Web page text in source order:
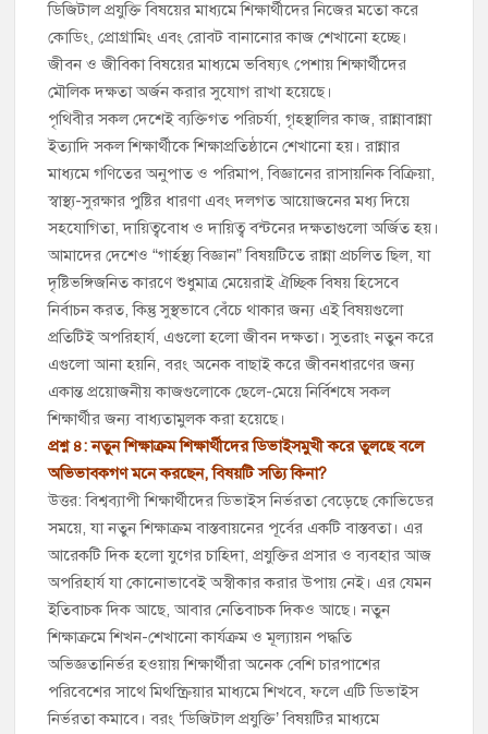
ডিজিটাল প্রযুক্তি বিষয়ের মাধ্যমে শিক্ষার্থীদের নিজের মতো করে
কোডিং, প্রোগ্রামিং এবং রোবট বানানোর কাজ শেখানো হচ্ছে।
জীবন ও জীবিকা বিষয়ের মাধ্যমে ভবিষ্যৎ পেশায় শিক্ষার্থীদের
মৌলিক দক্ষতা অর্জন করার সুযোগ রাখা হয়েছে।
পৃথিবীর সকল দেশেই ব্যক্তিগত পরিচর্যা, গৃহস্থালির কাজ, রান্নাবান্না
ইত্যাদি সকল শিক্ষার্থীকে শিক্ষাপ্রতিষ্ঠানে শেখানো হয়। রান্নার
মাধ্যমে গণিতের অনুপাত ও পরিমাপ, বিজ্ঞানের রাসায়নিক বিক্রিয়া,
স্বাস্থ্য-সুরক্ষার পুষ্টির ধারণা এবং দলগত আয়োজনের মধ্য দিয়ে
সহযোগিতা, দায়িত্ববোধ ও দায়িত্ব বন্টনের দক্ষতাগুলো অর্জিত হয়।
আমাদের দেশেও “গার্হস্থ্য বিজ্ঞান” বিষয়টিতে রান্না প্রচলিত ছিল, যা
দৃষ্টিভঙ্গিজনিত কারণে শুধুমাত্র মেয়েরাই ঐচ্ছিক বিষয় হিসেবে
নির্বাচন করত, কিন্তু সুস্থভাবে বেঁচে থাকার জন্য এই বিষয়গুলো
প্রতিটিই অপরিহার্য, এগুলো হলো জীবন দক্ষতা। সুতরাং নতুন করে
এগুলো আনা হয়নি, বরং অনেক বাছাই করে জীবনধারণের জন্য
একান্ত প্রয়োজনীয় কাজগুলোকে ছেলে-মেয়ে নির্বিশষে সকল
শিক্ষার্থীর জন্য বাধ্যতামুলক করা হয়েছে।
প্রশ্ন ৪: নতুন শিক্ষাক্রম শিক্ষার্থীদের ডিভাইসমুখী করে তুলছে বলে
অভিভাবকগণ মনে করছেন, বিষয়টি সত্যি কিনা?
উত্তর: বিশ্বব্যাপী শিক্ষার্থীদের ডিভাইস নির্ভরতা বেড়েছে কোভিডের
সময়ে, যা নতুন শিক্ষাক্রম বাস্তবায়নের পূর্বের একটি বাস্তবতা। এর
আরেকটি দিক হলো যুগের চাহিদা, প্রযুক্তির প্রসার ও ব্যবহার আজ
অপরিহার্য যা কোনোভাবেই অস্বীকার করার উপায় নেই। এর যেমন
ইতিবাচক দিক আছে, আবার নেতিবাচক দিকও আছে। নতুন
শিক্ষাক্রমে শিখন-শেখানো কার্যক্রম ও মূল্যায়ন পদ্ধতি
অভিজ্ঞতানির্ভর হওয়ায় শিক্ষার্থীরা অনেক বেশি চারপাশের
পরিবেশের সাথে মিথস্ক্রিয়ার মাধ্যমে শিখবে, ফলে এটি ডিভাইস
নির্ভরতা কমাবে। বরং ‘ডিজিটাল প্রযুক্তি’ বিষয়টির মাধ্যমে